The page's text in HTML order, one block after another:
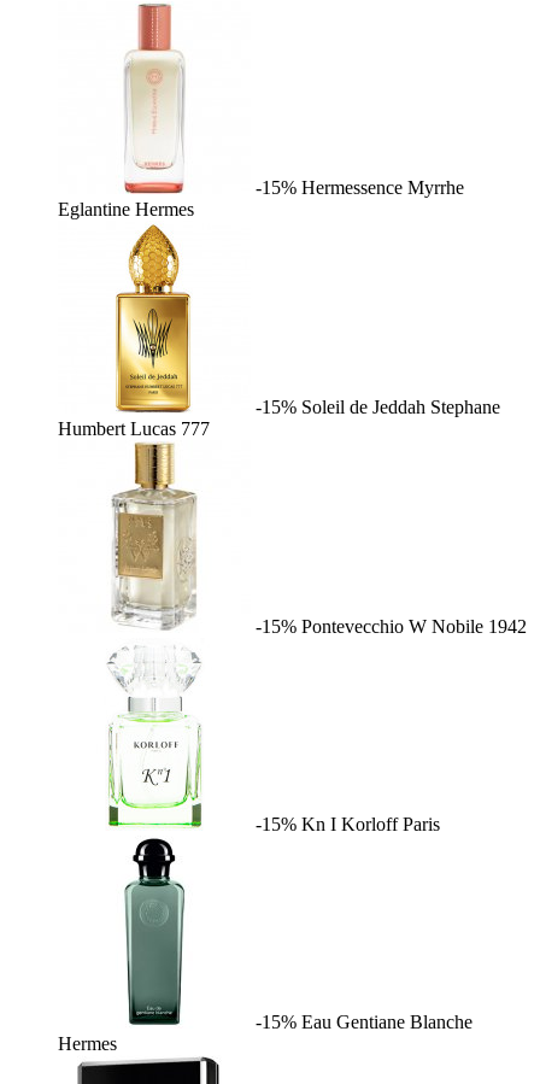
-15% Hermessence Myrrhe
Eglantine Hermes
-15% Soleil de Jeddah Stephane
Humbert Lucas 777
-15% Pontevecchio W Nobile 1942
-15% Kn I Korloff Paris
-15% Eau Gentiane Blanche
Hermes